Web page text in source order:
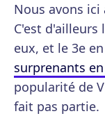
Nous avons ici
C'est d'ailleurs
eux, et le 3e
surprenants
popularité de
fait pas partie.